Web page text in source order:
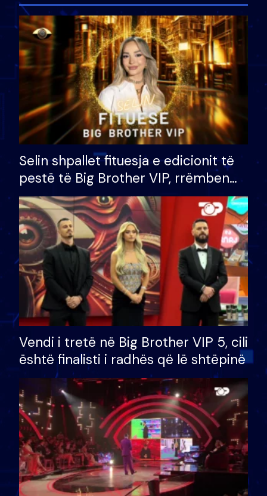
Selin shpallet fituesja e edicionit të
pestë të Big Brother VIP, rrëmben
çmimin e madh prej 100 mijë eurosh
Vendi i tretë në Big Brother VIP 5, cili
është finalisti i radhës që lë shtëpinë